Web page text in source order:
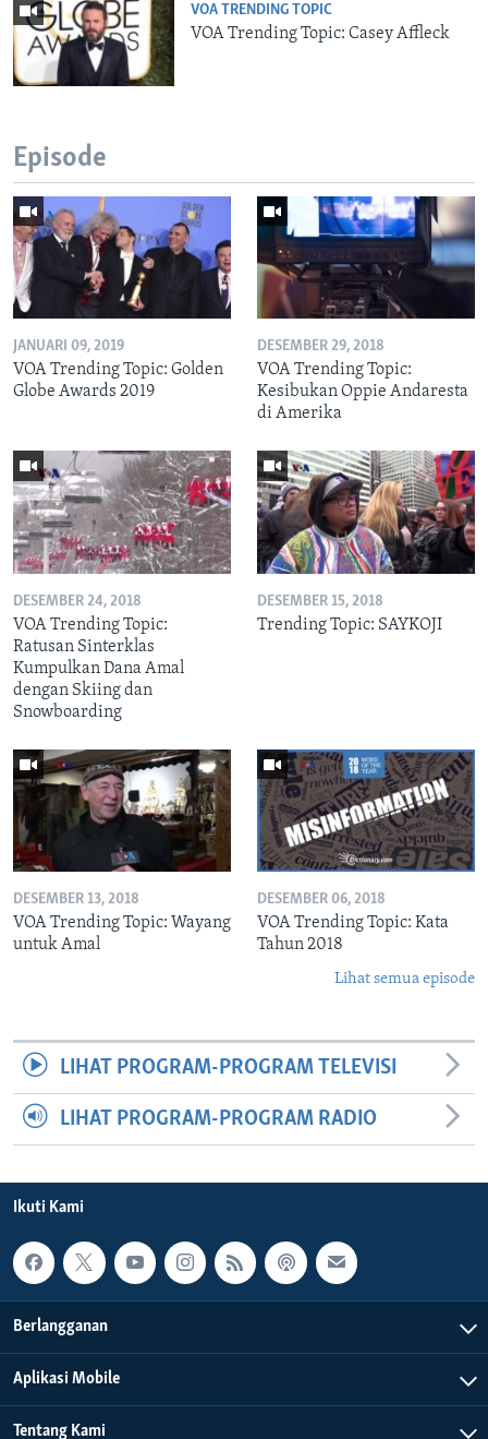
VOA TRENDING TOPIC
VOA Trending Topic: Casey Affleck
Episode
JANUARI 09, 2019
VOA Trending Topic: Golden
Globe Awards 2019
DESEMBER 29, 2018
VOA Trending Topic:
Kesibukan Oppie Andaresta
di Amerika
DESEMBER 24, 2018
VOA Trending Topic:
Ratusan Sinterklas
Kumpulkan Dana Amal
dengan Skiing dan
Snowboarding
DESEMBER 15, 2018
Trending Topic: SAYKOJI
DESEMBER 13, 2018
VOA Trending Topic: Wayang
untuk Amal
DESEMBER 06, 2018
VOA Trending Topic: Kata
Tahun 2018
Lihat semua episode
LIHAT PROGRAM-PROGRAM TELEVISI
LIHAT PROGRAM-PROGRAM RADIO
Ikuti Kami
Berlangganan
Aplikasi Mobile
Tentang Kami